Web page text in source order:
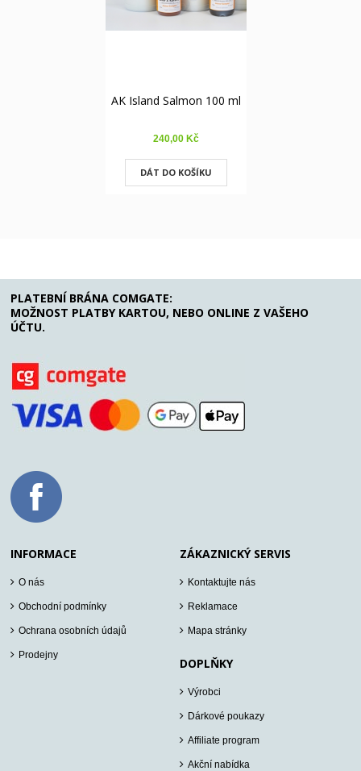
AK Island Salmon 100 ml
240,00 Kč
DÁT DO KOŠÍKU
PLATEBNÍ BRÁNA COMGATE:
MOŽNOST PLATBY KARTOU, NEBO ONLINE Z VAŠEHO
ÚČTU.
INFORMACE
O nás
Obchodní podmínky
Ochrana osobních údajů
Prodejny
ZÁKAZNICKÝ SERVIS
Kontaktujte nás
Reklamace
Mapa stránky
DOPLŇKY
Výrobci
Dárkové poukazy
Affiliate program
Akční nabídka